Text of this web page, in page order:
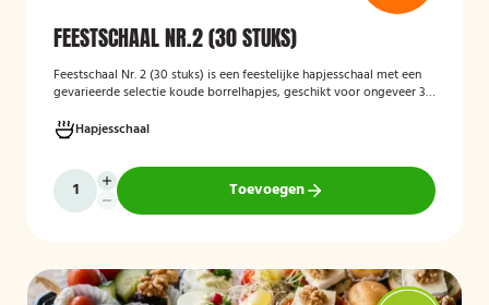
FEESTSCHAAL NR.2 (30 STUKS)
Feestschaal Nr. 2 (30 stuks) is een feestelijke hapjesschaal met een
gevarieerde selectie koude borrelhapjes, geschikt voor ongeveer 30
feestelijke gelegenheden en biedt een gemakkelijke, kant-en-klare
oplossing voor het serveren van smakelijke hapjes aan uw gasten.
Hapjesschaal
Toevoegen